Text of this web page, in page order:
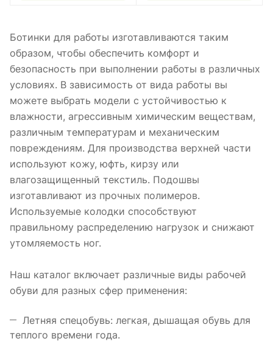
Ботинки для работы изготавливаются таким
образом, чтобы обеспечить комфорт и
безопасность при выполнении работы в различных
условиях. В зависимость от вида работы вы
можете выбрать модели с устойчивостью к
влажности, агрессивным химическим веществам,
различным температурам и механическим
повреждениям. Для производства верхней части
используют кожу, юфть, кирзу или
влагозащищенный текстиль. Подошвы
изготавливают из прочных полимеров.
Используемые колодки способствуют
правильному распределению нагрузок и снижают
утомляемость ног.
Наш каталог включает различные виды рабочей
обуви для разных сфер применения:
Летняя спецобувь: легкая, дышащая обувь для
теплого времени года.